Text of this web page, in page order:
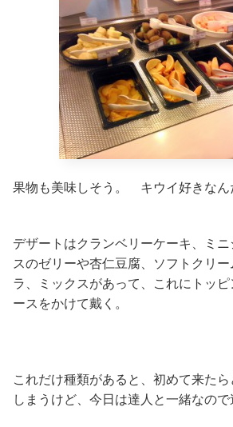
果物も美味しそう。 キウイ好きなん
デザートはクランベリーケーキ、ミ
スのゼリーや杏仁豆腐、ソフトクリ
ラ、ミックスがあって、これにトッ
ースをかけて戴く。
これだけ種類があると、初めて来た
しまうけど、今日は達人と一緒なので